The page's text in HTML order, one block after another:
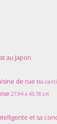
au Japon
de rue Ma
27,94 x 43,18 cm
et sa